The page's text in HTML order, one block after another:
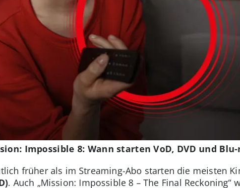
Impossible 8: Wann starten VoD, DVD und Blu-
früher als im Streaming-Abo starten die meisten
. Auch „Mission: Impossible 8 – The Final Reckoning“